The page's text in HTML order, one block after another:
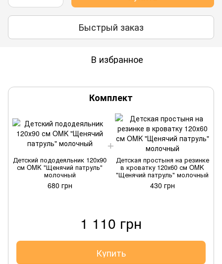
Быстрый заказ
В избранное
Комплект
Детский пододеяльник 120х90
см OMK "Щенячий патруль"
молочный
680 грн
Детская простыня на резинке
в кроватку 120х60 см OMK
"Щенячий патруль" молочный
430 грн
1 110 грн
Купить